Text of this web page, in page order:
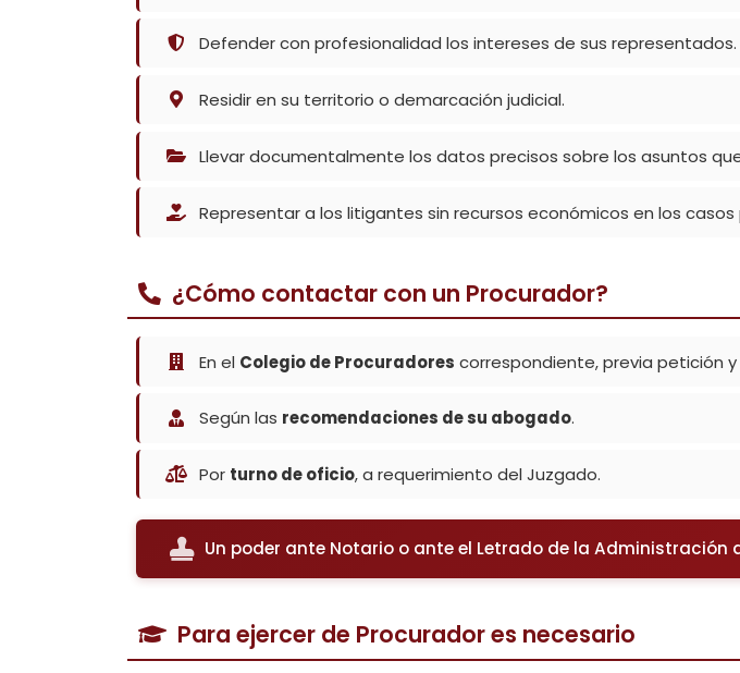
Defender con profesionalidad los intereses de sus representados.
Residir en su territorio o demarcación judicial.
Llevar documentalmente los datos precisos sobre los asuntos
Representar a los litigantes sin recursos económicos en los casos
¿Cómo contactar con un Procurador?
En el Colegio de Procuradores correspondiente, previa petición
Según las recomendaciones de su abogado.
Por turno de oficio, a requerimiento del Juzgado.
Un poder ante Notario o ante el Letrado de la
Para ejercer de Procurador es necesario